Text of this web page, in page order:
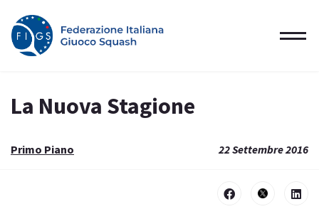
La Nuova Stagione
Primo Piano 22 Settembre 2016